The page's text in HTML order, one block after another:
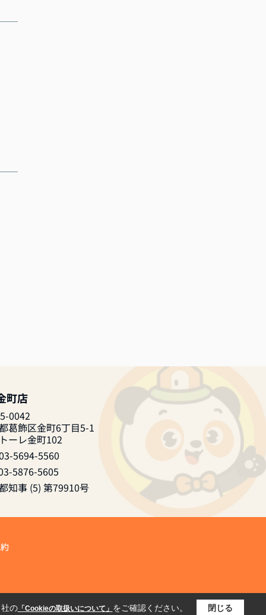
町店
0042
葛飾区金町6丁目5-1
ーレ金町102
5694-5560
5876-5605
知事 (5) 第79910号
の「Cookieの取扱いについて」 をご確認ください。 閉じる